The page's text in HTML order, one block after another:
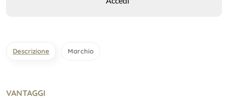
Descrizione Marchio
VANTAGGI